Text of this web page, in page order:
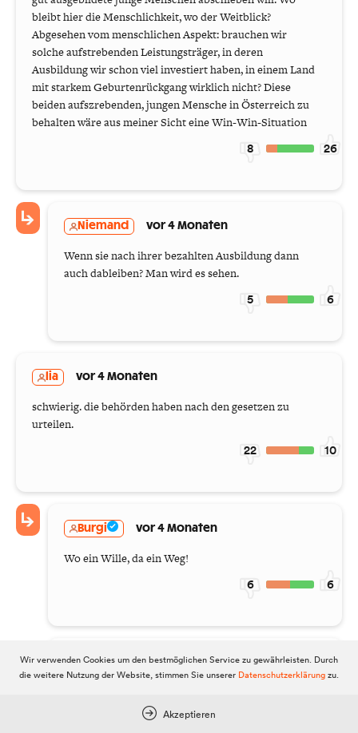
bleibt hier die Menschlichkeit, wo der Weitblick?
Abgesehen vom menschlichen Aspekt: brauchen wir
solche aufstrebenden Leistungsträger, in deren
Ausbildung wir schon viel investiert haben, in einem Land
mit starkem Geburtenrückgang wirklich nicht? Diese
beiden aufszrebenden, jungen Mensche in Österreich zu
behalten wäre aus meiner Sicht eine Win-Win-Situation
8 26
Niemand vor 4 Monaten
Wenn sie nach ihrer bezahlten Ausbildung dann
auch dableiben? Man wird es sehen.
5 6
lia vor 4 Monaten
schwierig. die behörden haben nach den gesetzen zu
urteilen.
22 10
Burgi vor 4 Monaten
Wo ein Wille, da ein Weg!
6 6
nufets vor 4 Monaten
Ermessensspielraum.
Wir verwenden Cookies um den bestmöglichen Service zu gewährleisten. Durch
die weitere Nutzung der Website, stimmen Sie unserer Datenschutzerklärungzu.
Akzeptieren